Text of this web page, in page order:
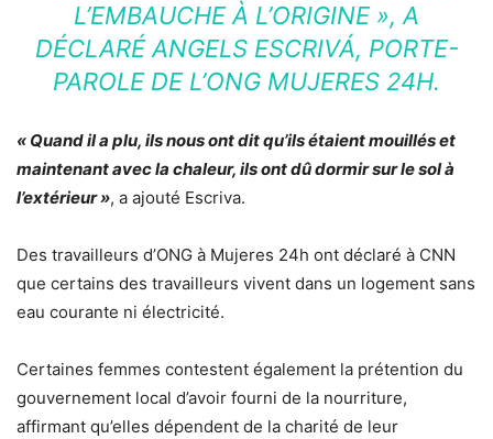
L’EMBAUCHE À L’ORIGINE », A
DÉCLARÉ ANGELS ESCRIVÁ, PORTE-
PAROLE DE L’ONG MUJERES 24H.
« Quand il a plu, ils nous ont dit qu’ils étaient mouillés et
maintenant avec la chaleur, ils ont dû dormir sur le sol à
l’extérieur », a ajouté Escriva.
Des travailleurs d’ONG à Mujeres 24h ont déclaré à CNN
que certains des travailleurs vivent dans un logement sans
eau courante ni électricité.
Certaines femmes contestent également la prétention du
gouvernement local d’avoir fourni de la nourriture,
affirmant qu’elles dépendent de la charité de leur